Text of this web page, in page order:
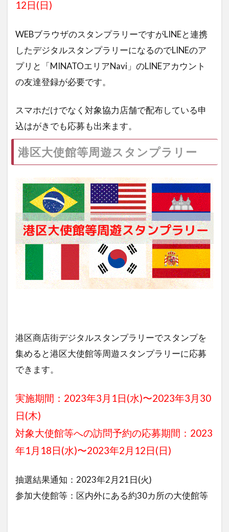
12日(日)
WEBブラウザのスタンプラリーですがLINEと連携
したデジタルスタンプラリーになるのでLINEのア
プリと「MINATOエリアNavi」のLINEアカウント
の友達登録が必要です。
スマホだけでなく対象協力店舗で配布している申
込はがきでも応募も出来ます。
港区大使館等周遊スタンプラリー
港区商店街デジタルスタンプラリーでスタンプを
集めると港区大使館等周遊スタンプラリーに応募
できます。
実施期間：2023年3月1日(水)〜2023年3月30
日(木)
対象大使館等への訪問予約の応募期間：2023
年1月18日(水)〜2023年2月12日(日)
抽選結果通知：2023年2月21日(火)
参加大使館等：区内外にある約30カ所の大使館等